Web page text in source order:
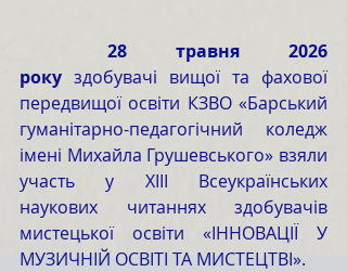
року здобувачі вищої та фахової
передвищої освіти КЗВО «Барський
гуманітарно-педагогічний коледж
імені Михайла Грушевського» взяли
участь у ХІІІ Всеукраїнських
наукових читаннях здобувачів
мистецької освіти «ІННОВАЦІЇ У
МУЗИЧНІЙ ОСВІТІ ТА МИСТЕЦТВІ».